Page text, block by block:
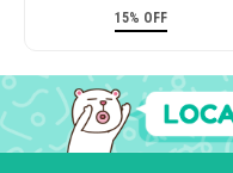
15% OFF